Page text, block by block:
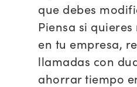
que debes
Piensa si
en tu empresa,
llamadas con
ahorrar tiempo